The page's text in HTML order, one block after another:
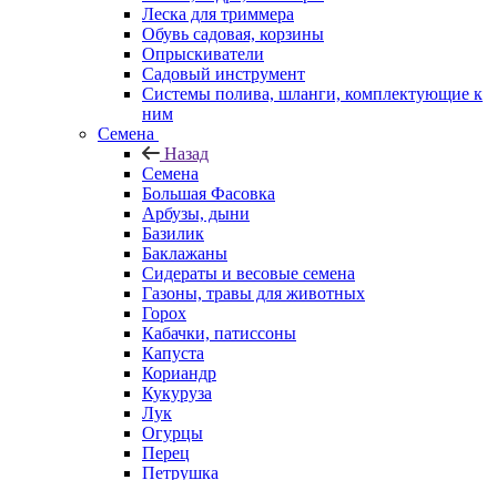
Леска для триммера
Обувь садовая, корзины
Опрыскиватели
Садовый инструмент
Системы полива, шланги, комплектующие к
ним
Семена
Назад
Семена
Большая Фасовка
Арбузы, дыни
Базилик
Баклажаны
Сидераты и весовые семена
Газоны, травы для животных
Горох
Кабачки, патиссоны
Капуста
Кориандр
Кукуруза
Лук
Огурцы
Перец
Петрушка